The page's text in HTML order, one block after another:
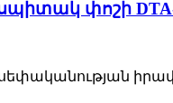
փոշի DTA-